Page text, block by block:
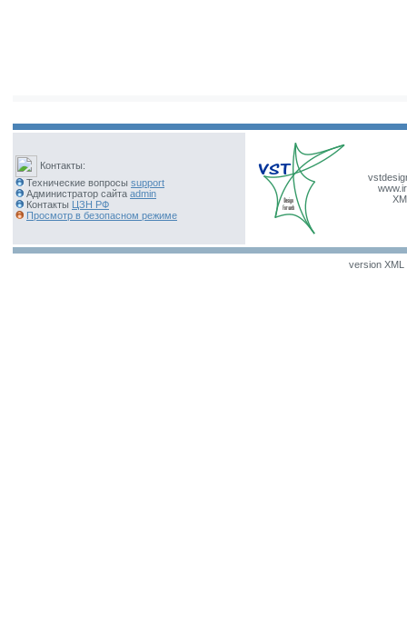
Контакты:
Технические вопросы support
Администратор сайта admin
Контакты ЦЗН РФ
Просмотр в безопасном режиме
version